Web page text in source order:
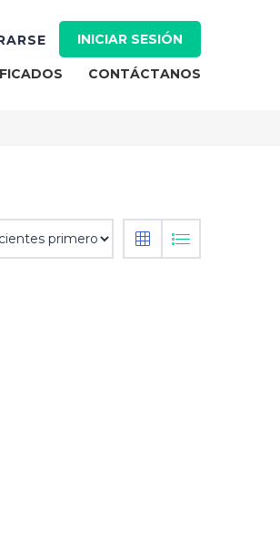
INICIAR SESIÓN
CONTÁCTANOS